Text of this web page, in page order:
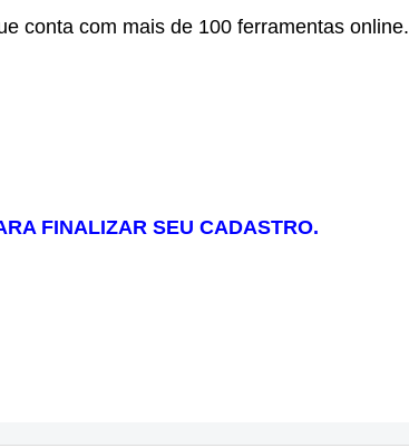
conta com mais de 100 ferramentas online.
FINALIZAR SEU CADASTRO.